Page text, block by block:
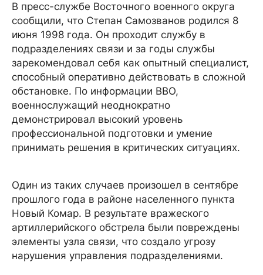
В пресс-службе Восточного военного округа
сообщили, что Степан Самозванов родился 8
июня 1998 года. Он проходит службу в
подразделениях связи и за годы службы
зарекомендовал себя как опытный специалист,
способный оперативно действовать в сложной
обстановке. По информации ВВО,
военнослужащий неоднократно
демонстрировал высокий уровень
профессиональной подготовки и умение
принимать решения в критических ситуациях.
Один из таких случаев произошел в сентябре
прошлого года в районе населенного пункта
Новый Комар. В результате вражеского
артиллерийского обстрела были повреждены
элементы узла связи, что создало угрозу
нарушения управления подразделениями.